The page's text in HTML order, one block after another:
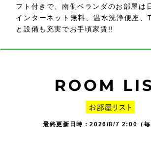
フト付きで、南側ベランダのお部屋は
インターネット無料、温水洗浄便座、
と設備も充実でお手頃家賃!!
最終更新日時：2026/8/7 2:00（毎